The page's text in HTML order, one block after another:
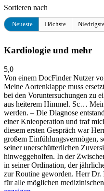
Sortieren nach
Neueste Höchste
Kardiologie und mehr
5,0
Von einem DocFinder Nutzer
Meine Aortenklappe muss
bei den Voruntersuchungen zu
aus heiterem Himmel. Sc…
werden. – Die Diagnose
einer Knieoperation und traf
diesem ersten Gespräch war
großem Einfühlungsvermögen,
seiner unerschütterlichen
hinweggeholfen. In der
in seiner Ordination, der
zur Routine geworden. Herr
für alle möglichen